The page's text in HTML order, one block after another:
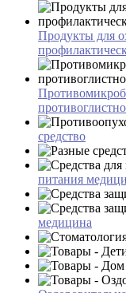
Продукты для
средство
питания
медицина